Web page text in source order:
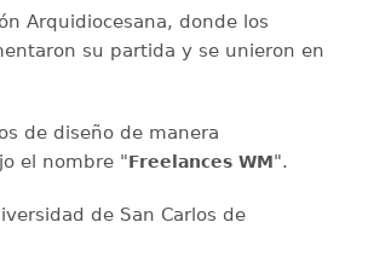
Arquidiocesana, donde los
su partida y se unieron en
de diseño de manera
el nombre "Freelances WM".
de San Carlos de